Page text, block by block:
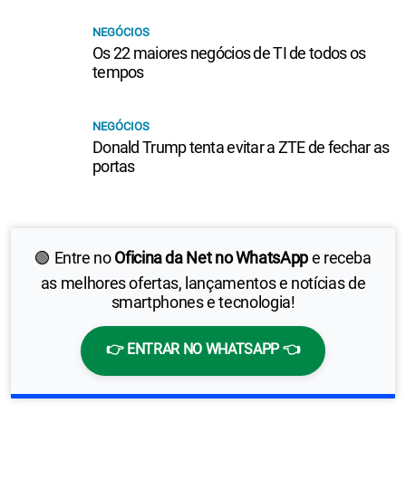
🟢 Entre noOficina da Net no WhatsAppe receba
as melhores ofertas, lançamentos e notícias de
smartphones e tecnologia!
👉 ENTRAR NO WHATSAPP 👈
NEGÓCIOS
Os 22 maiores negócios de TI de todos os
tempos
NEGÓCIOS
Donald Trump tenta evitar a ZTE de fechar as
portas